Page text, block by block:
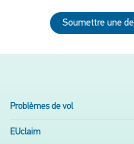
Soumettre une
Problèmes de vol
EUclaim